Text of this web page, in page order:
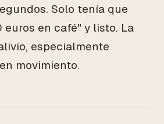
Solo tenía que
euros en café" y listo. La
especialmente
movimiento.